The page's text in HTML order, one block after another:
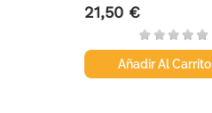
Precio
21,50 €
Añadir Al Carrito